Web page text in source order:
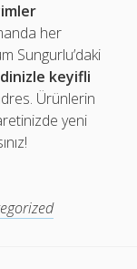
her
Sungurlu’daki
keyifli
Ürünlerin
yeni